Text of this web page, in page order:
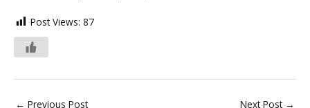
Post Views: 87
← Previous Post Next Post →